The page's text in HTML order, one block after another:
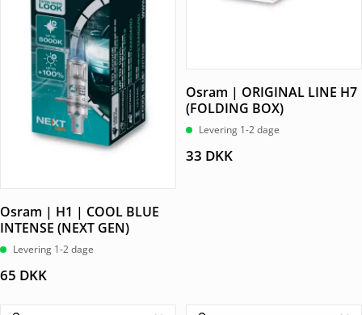
Osram | H1 | COOL BLUE
INTENSE (NEXT GEN)
Levering 1-2 dage
65 DKK
Osram | ORIGINAL LINE H7
(FOLDING BOX)
Levering 1-2 dage
33 DKK